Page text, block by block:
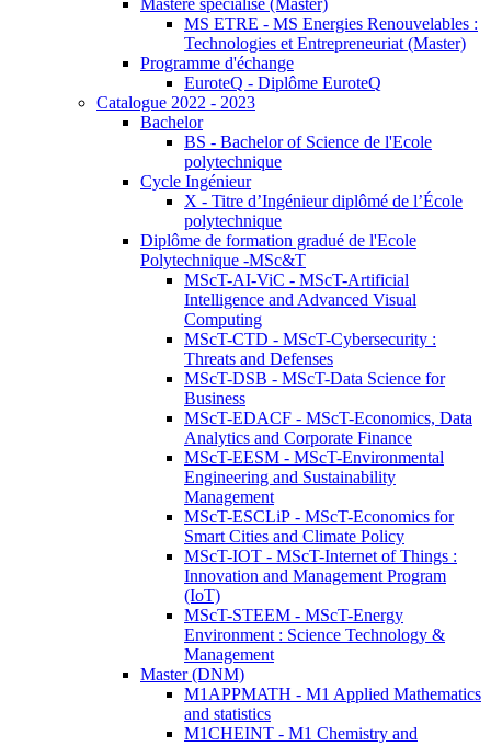
Mastère spécialisé (Master)
MS ETRE - MS Energies Renouvelables :
Technologies et Entrepreneuriat (Master)
Programme d'échange
EuroteQ - Diplôme EuroteQ
Catalogue 2022 - 2023
Bachelor
BS - Bachelor of Science de l'Ecole
polytechnique
Cycle Ingénieur
X - Titre d’Ingénieur diplômé de l’École
polytechnique
Diplôme de formation gradué de l'Ecole
Polytechnique -MSc&T
MScT-AI-ViC - MScT-Artificial
Intelligence and Advanced Visual
Computing
MScT-CTD - MScT-Cybersecurity :
Threats and Defenses
MScT-DSB - MScT-Data Science for
Business
MScT-EDACF - MScT-Economics, Data
Analytics and Corporate Finance
MScT-EESM - MScT-Environmental
Engineering and Sustainability
Management
MScT-ESCLiP - MScT-Economics for
Smart Cities and Climate Policy
MScT-IOT - MScT-Internet of Things :
Innovation and Management Program
(IoT)
MScT-STEEM - MScT-Energy
Environment : Science Technology &
Management
Master (DNM)
M1APPMATH - M1 Applied Mathematics
and statistics
M1CHEINT - M1 Chemistry and